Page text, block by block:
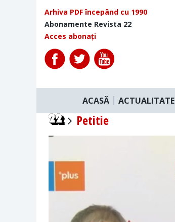
Arhiva PDF începând cu 1990
Abonamente Revista 22
Acces abonați
ACASĂ ACTUALITATE
Petitie